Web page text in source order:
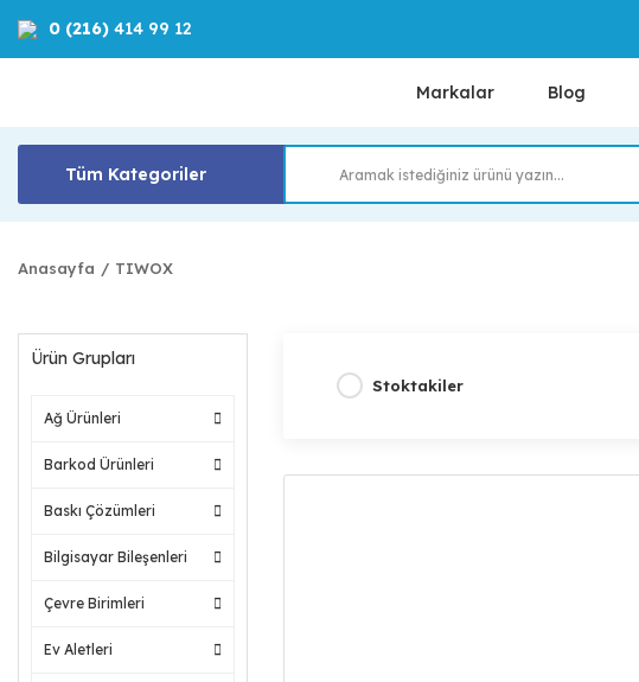
0 (216) 414 99 12
Markalar Blog
Tüm Kategoriler
Anasayfa TIWOX
Ürün Grupları
Ağ Ürünleri
Barkod Ürünleri
Baskı Çözümleri
Bilgisayar Bileşenleri
Çevre Birimleri
Ev Aletleri
Stoktakiler